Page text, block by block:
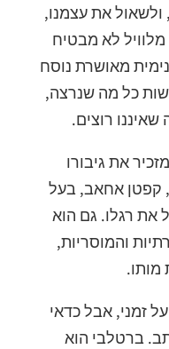
ולשאול את עצמנו,
לא מבטיח
מאושרת נוסח
כל מה שנרצה,
רוצים.
את גיבורו
קפטן אחאב, בעל
את רגלו. גם הוא
והמוסריות,
מותו.
זמני, אבל כדאי
ברטלבי הוא